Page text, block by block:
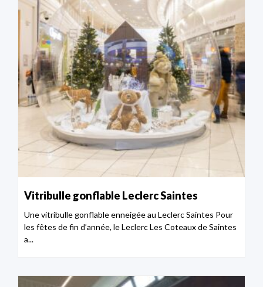
Vitribulle gonflable Leclerc Saintes
Une vitribulle gonflable enneigée au Leclerc Saintes Pour
les fêtes de fin d’année, le Leclerc Les Coteaux de Saintes
a...